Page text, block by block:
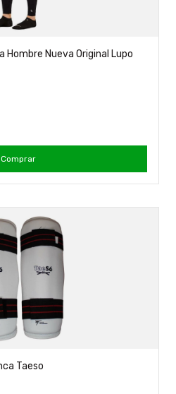
Hombre Nueva Original Lupo
Comprar
Taeso